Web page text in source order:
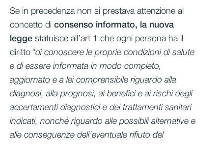
Se in precedenza non si prestava attenzione al
concetto di consenso informato, la nuova
legge statuisce all’art 1 che ogni persona ha il
diritto “di conoscere le proprie condizioni di salute
e di essere informata in modo completo,
aggiornato e a lei comprensibile riguardo alla
diagnosi, alla prognosi, ai benefici e ai rischi degli
accertamenti diagnostici e dei trattamenti sanitari
indicati, nonché riguardo alle possibili alternative e
alle conseguenze dell’eventuale rifiuto del